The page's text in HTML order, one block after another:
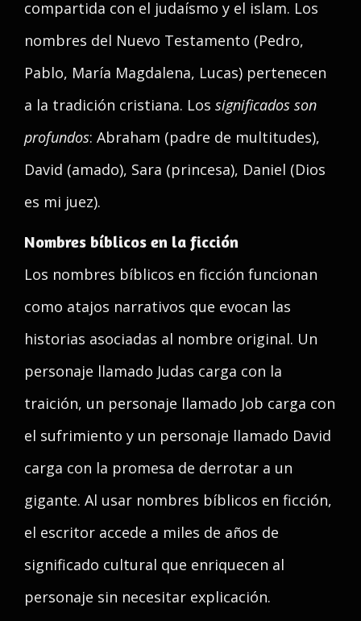
compartida con el judaísmo y el islam. Los
nombres del Nuevo Testamento (Pedro,
Pablo, María Magdalena, Lucas) pertenecen
a la tradición cristiana. Los significados son
profundos: Abraham (padre de multitudes),
David (amado), Sara (princesa), Daniel (Dios
es mi juez).
Nombres bíblicos en la ficción
Los nombres bíblicos en ficción funcionan
como atajos narrativos que evocan las
historias asociadas al nombre original. Un
personaje llamado Judas carga con la
traición, un personaje llamado Job carga con
el sufrimiento y un personaje llamado David
carga con la promesa de derrotar a un
gigante. Al usar nombres bíblicos en ficción,
el escritor accede a miles de años de
significado cultural que enriquecen al
personaje sin necesitar explicación.